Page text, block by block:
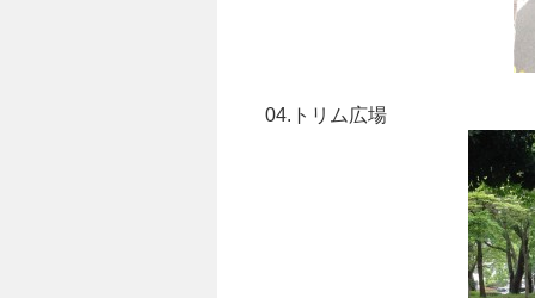
04.トリム広場